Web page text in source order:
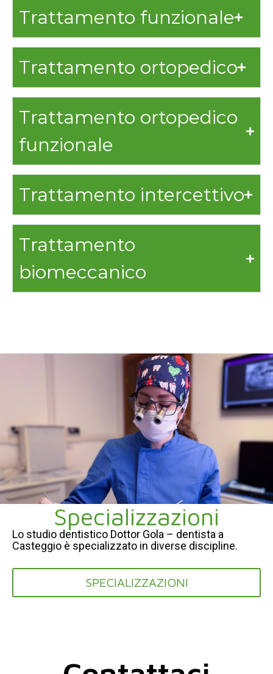
Trattamento funzionale
Trattamento ortopedico
Trattamento ortopedico
funzionale
Trattamento intercettivo
Trattamento
biomeccanico
Specializzazioni
Lo studio dentistico Dottor Gola – dentista a
Casteggio è specializzato in diverse discipline.
SPECIALIZZAZIONI